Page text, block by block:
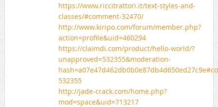
https://www.riccitrattori.it/text-styles-and-
classes/#comment-32470/
http://www.kiripo.com/forum/member.php?
action=profile&uid=460294
https://claimdi.com/product/hello-world/?
unapproved=532355&moderation-
532355
http://jade-crack.com/home.php?
mod=space&uid=713217